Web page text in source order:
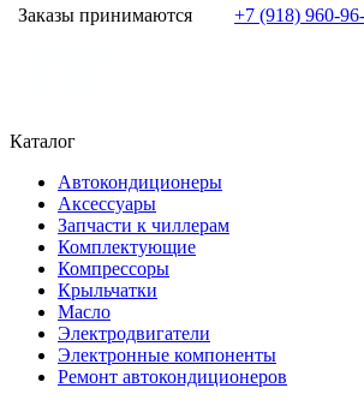
Заказы принимаются
+7 (918) 960-
Каталог
Автокондиционеры
Аксессуары
Запчасти к чиллерам
Комплектующие
Компрессоры
Крыльчатки
Масло
Электродвигатели
Электронные компоненты
Ремонт автокондиционеров